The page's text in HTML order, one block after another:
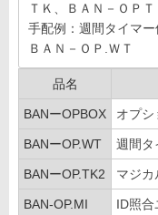
ＴＫ、ＢＡＮ－ＯＰ
手配例：週間タイマ
ＢＡＮ－ＯＰ.ＷＴ
品名
BANーOPBOX オプシ
BANーOP.WT 週間タ
BANーOP.TK2 マジ
BAN-OP.MI
ID照